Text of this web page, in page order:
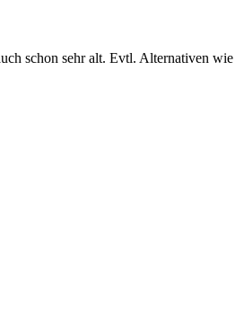
schon sehr alt. Evtl. Alternativen wie